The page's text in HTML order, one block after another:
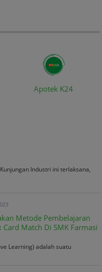
Apotek K24
Industri ini terlaksana,
Metode Pembelajaran
Match Di SMK Farmasi
Learning) adalah suatu